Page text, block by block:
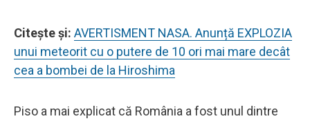
Citeşte şi: AVERTISMENT NASA. Anunță EXPLOZIA
unui meteorit cu o putere de 10 ori mai mare decât
cea a bombei de la Hiroshima
Piso a mai explicat că România a fost unul dintre